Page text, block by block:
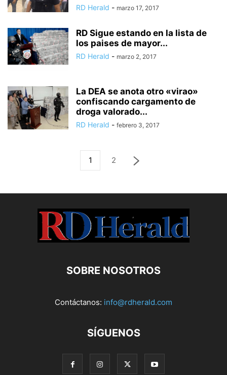
RD Herald - marzo 17, 2017
RD Sigue estando en la lista de
los paises de mayor...
RD Herald - marzo 2, 2017
La DEA se anota otro «virao»
confiscando cargamento de
droga valorado...
RD Herald - febrero 3, 2017
1 2
SOBRE NOSOTROS
Contáctanos: info@rdherald.com
SÍGUENOS